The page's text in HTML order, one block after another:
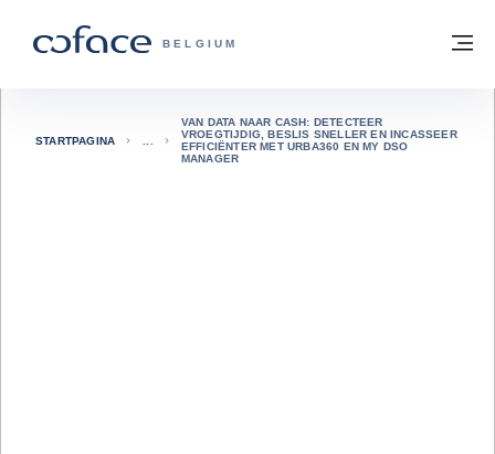
COFACE, FOR TRADE - GROEP
BELGIUM
Terug naar startpagina
STARTPAGINA
VAN DATA NAAR CASH: DETECTEER
VROEGTIJDIG, BESLIS SNELLER EN INCASSEER
EFFICIËNTER MET URBA360 EN MY DSO
MANAGER